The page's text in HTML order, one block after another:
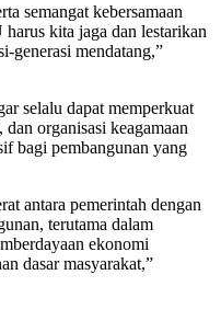
semangat kebersamaan
kita jaga dan lestarikan
generasi mendatang,”
selalu dapat memperkuat
organisasi keagamaan
bagi pembangunan yang
antara pemerintah dengan
terutama dalam
ekonomi
dasar masyarakat,”